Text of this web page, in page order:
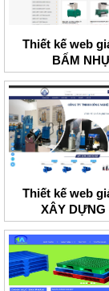
Thiết kế web
BẤM
Thiết kế web
XÂY DỰNG